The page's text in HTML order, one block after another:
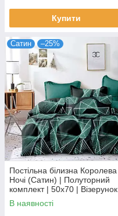
Купити
Сатин –25%
Постільна білизна Королева
Ночі (Сатин) | Полуторний
комплект | 50х70 | Візерунок
на темному та бірюзовому
В наявності